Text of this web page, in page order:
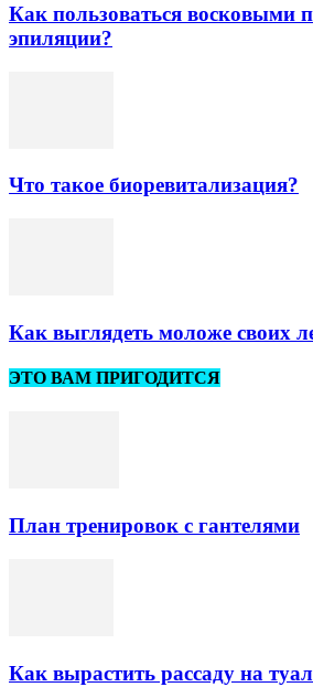
Как пользоваться восковыми
эпиляции?
Что такое биоревитализация?
Как выглядеть моложе своих
ЭТО ВАМ ПРИГОДИТСЯ
План тренировок с гантелями
Как вырастить рассаду на